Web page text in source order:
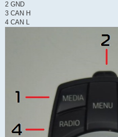
2 GND
3 CAN H
4 CAN L